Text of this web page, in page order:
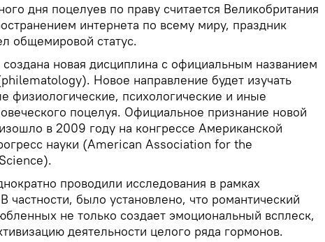
дня поцелуев по праву считается Великобритания
интернета по всему миру, праздник
общемировой статус.
новая дисциплина с официальным названием
Новое направление будет изучать
физиологические, психологические и иные
поцелуя. Официальное признание новой
в 2009 году на конгрессе Американской
науки (American Association for the
проводили исследования в рамках
частности, было установлено, что романтический
не только создает эмоциональный всплеск,
деятельности целого ряда гормонов.